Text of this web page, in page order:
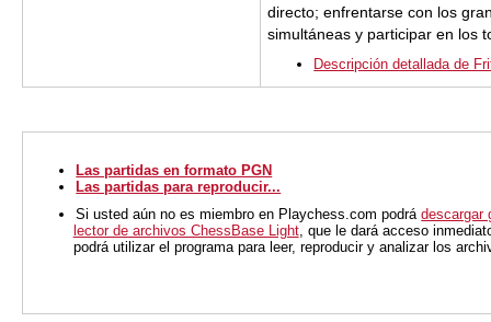
directo; enfrentarse con los
simultáneas y participar en los
Descripción detallada de
Las partidas en formato PGN
Las partidas para reproducir...
Si usted aún no es miembro en Playchess.com podrádescargar
lector de archivos ChessBase Light, que le dará acceso
podrá utilizar el programa para leer, reproducir y analizar los